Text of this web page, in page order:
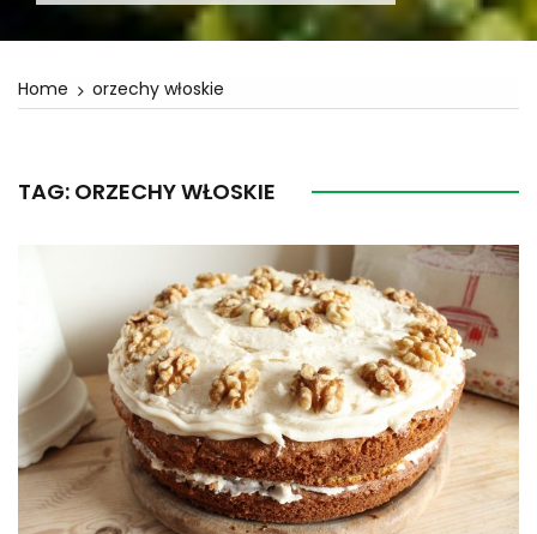
Home orzechy włoskie
TAG: ORZECHY WŁOSKIE